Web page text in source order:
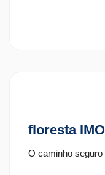
floresta
O caminho